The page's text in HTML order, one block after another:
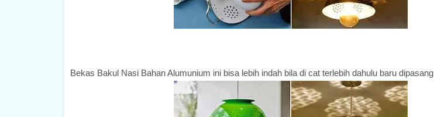
Bekas Bakul Nasi Bahan Alumunium ini bisa lebih indah bila di cat terlebih dahulu baru dipasang